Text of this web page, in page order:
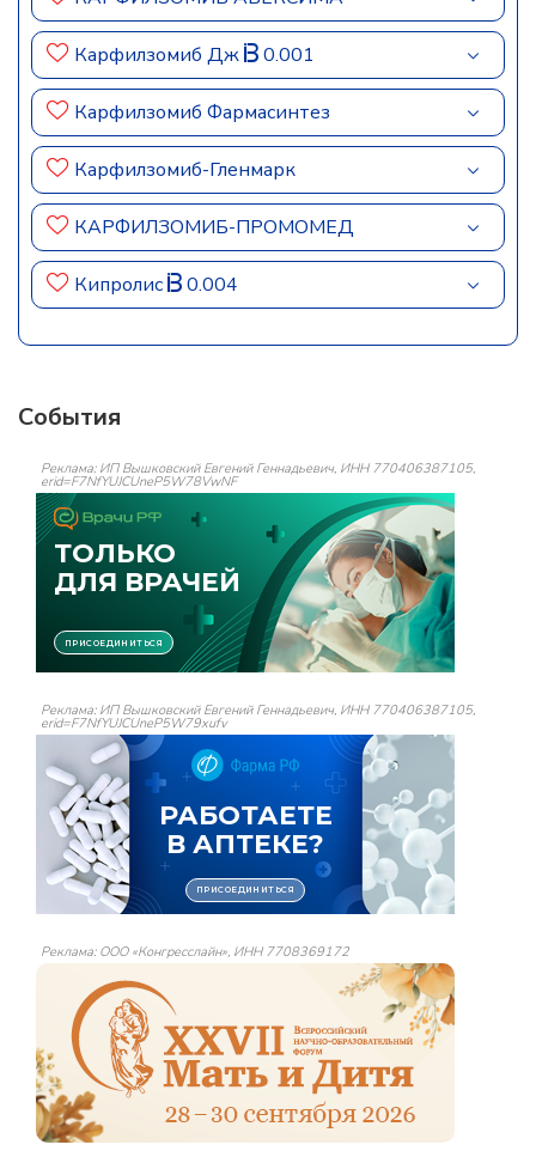
Карфилзомиб Дж 0.001
Карфилзомиб Фармасинтез
Карфилзомиб-Гленмарк
КАРФИЛЗОМИБ-ПРОМОМЕД
Кипролис 0.004
События
Реклама: ИП Вышковский Евгений Геннадьевич, ИНН 770406387105,
erid=F7NfYUJCUneP5W78VwNF
Реклама: ИП Вышковский Евгений Геннадьевич, ИНН 770406387105,
erid=F7NfYUJCUneP5W79xufv
Реклама: ООО «Конгресслайн», ИНН 7708369172